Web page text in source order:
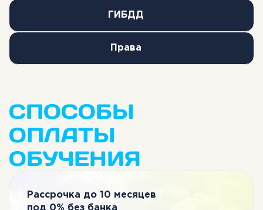
Внутренний экзаменГИБДД
Сдаем в ГИБДД вместе!
Права
СПОСОБЫ
ОПЛАТЫ
ОБУЧЕНИЯ
Рассрочка до 10 месяцев
под 0% без банка